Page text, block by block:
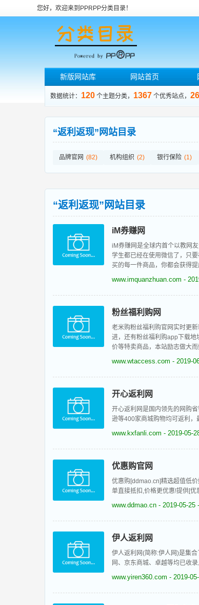
您好，欢迎来到PPRPP分类目录！
新版网站库 网站首页
数据统计： 120 个主题分类， 1367 个优秀站点，
“返利返现”网站目录
品牌官网 (82) 机构组织 (2) 银行保险 (1)
“返利返现”网站目录
iM券赚网
iM券赚网是全球内首个以教网
学生都已经在使用微信了，只
买的每一件商品，你都会获得
www.imquanzhuan.com -
粉丝福利购网
老米购粉丝福利购官网实时更
进，还有粉丝福利购app下载
价等特卖商品，本站励志做大
www.wtaccess.com - 2019-
开心返利网
开心返利网是国内领先的网购
逊等400家商城购物均可返利，
www.kxfanli.com - 2019-05-
优惠购官网
优惠购[ddmao.cn]精选超值低
单直接抵扣,价格更优惠!提供[
www.ddmao.cn - 2019-05-25 -
伊人返利网
伊人返利网(简称:伊人网)是集
网、京东商城、卓越等均已收
www.yiren360.com - 2019-